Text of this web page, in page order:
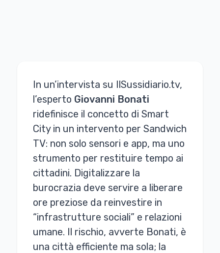
In un’intervista su IlSussidiario.tv,
l’esperto Giovanni Bonati
ridefinisce il concetto di Smart
City in un intervento per Sandwich
TV: non solo sensori e app, ma uno
strumento per restituire tempo ai
cittadini. Digitalizzare la
burocrazia deve servire a liberare
ore preziose da reinvestire in
“infrastrutture sociali” e relazioni
umane. Il rischio, avverte Bonati, è
una città efficiente ma sola; la